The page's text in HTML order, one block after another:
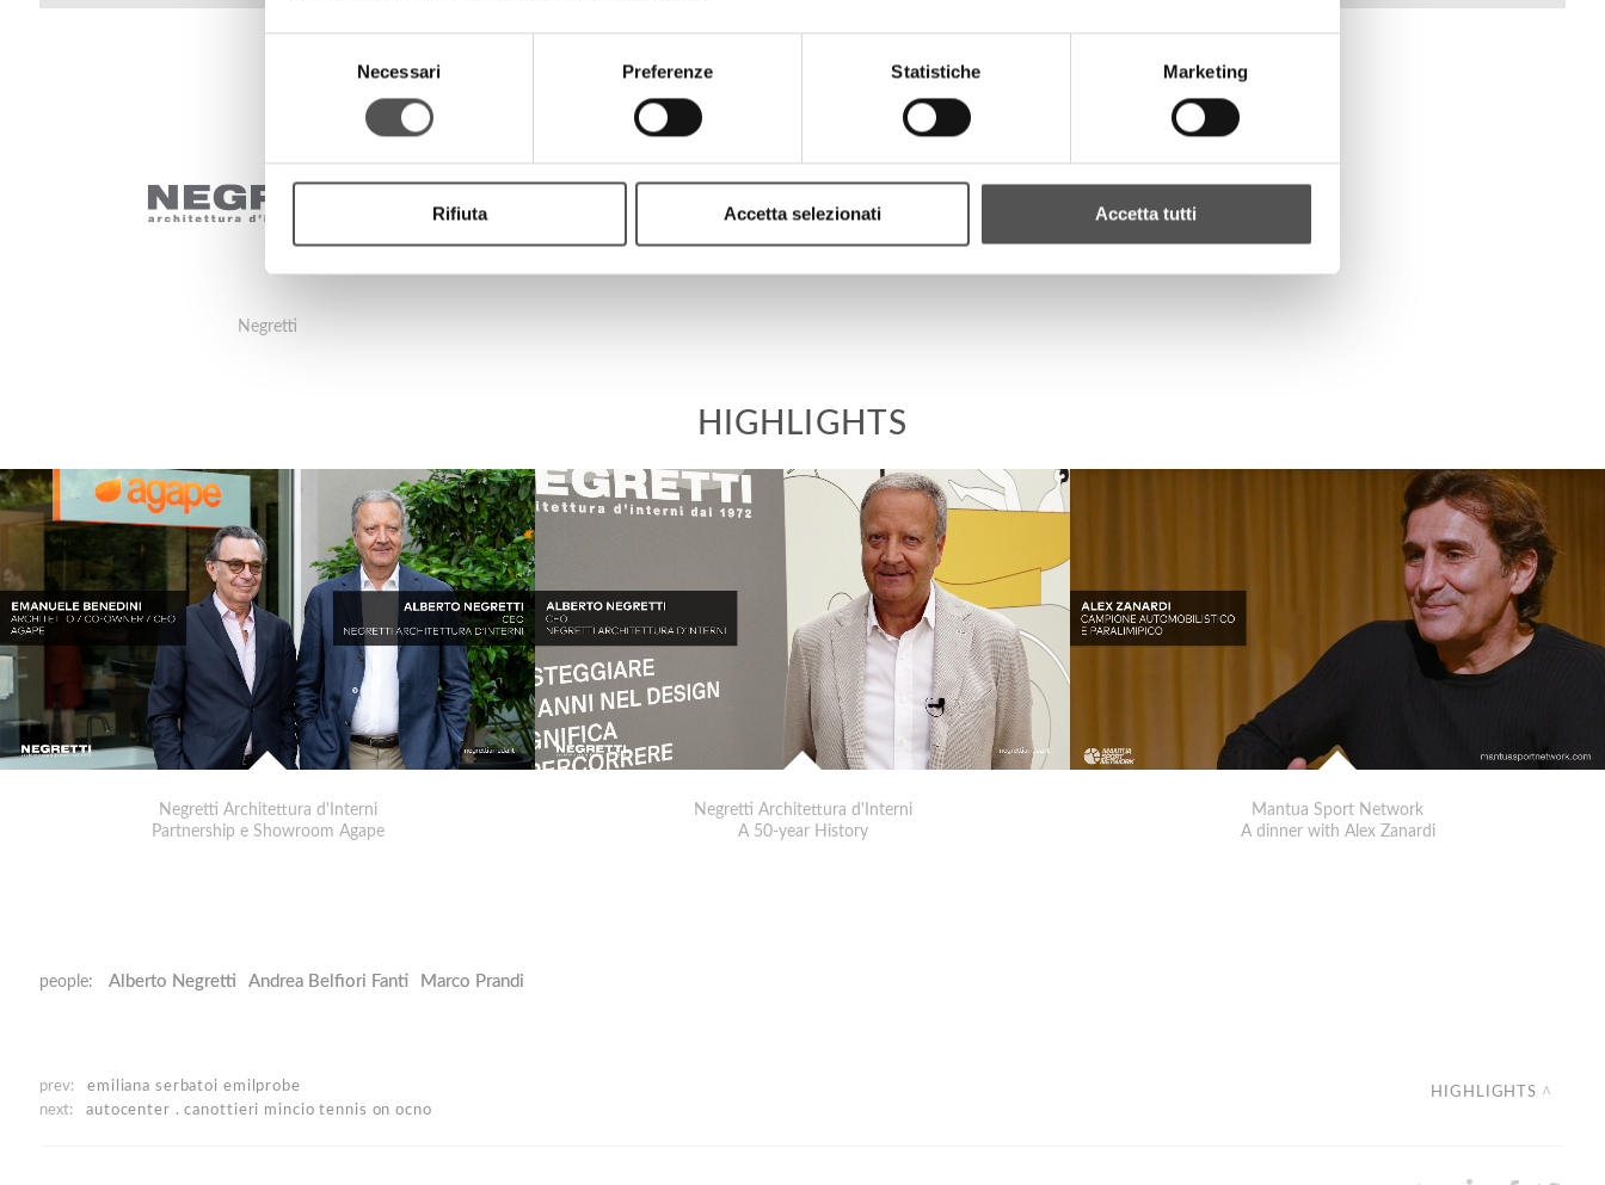
Necessari Preferenze Statistiche Marketing
Rifiuta Accetta selezionati Accetta tutti
Negretti
Negretti Architettura d'Interni
Partnership e Showroom Agape
Negretti Architettura d'Interni
A 50-year History
Mantua Sport Network
A dinner with Alex Zanardi
people: Alberto Negretti Andrea Belfiori Fanti Marco Prandi
prev: emiliana serbatoi emilprobe
next:
autocenter . canottieri mincio tennis on ocno
HIGHLIGHTS